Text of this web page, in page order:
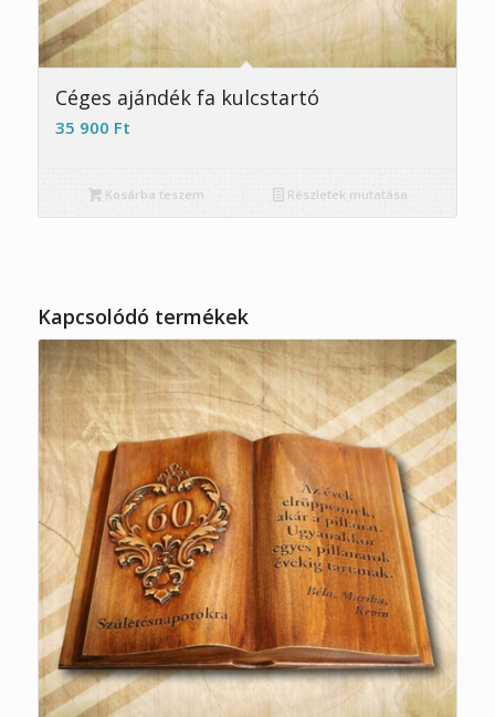
Céges ajándék fa kulcstartó
35 900 Ft
Kosárba teszem Részletek mutatása
Kapcsolódó termékek